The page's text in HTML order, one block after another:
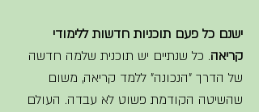
ישנם כל פעם תוכניות חדשות ללימודי
קריאה. כל שנתיים יש תוכנית שלמה חדשה
של הדרך "הנכונה" ללמד קריאה, משום
שהשיטה הקודמת פשוט לא עבדה. העולם